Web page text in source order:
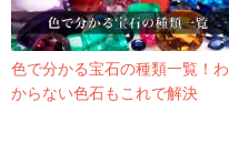
色で分かる宝石の種類一覧！わ
からない色石もこれで解決